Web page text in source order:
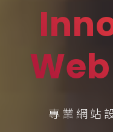
專業網站